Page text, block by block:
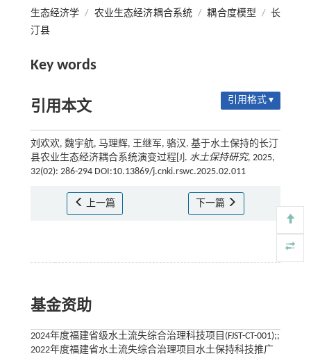
生态经济学 / 农业生态经济耦合系统 / 耦合度模型 / 长
汀县
Key words
引用本文 引用格式 ▾
刘欢欢, 魏宇航, 马理辉, 王继军, 骆汉. 基于水土保持的长汀
县农业生态经济耦合系统演变过程[J]. 水土保持研究, 2025,
32(02): 286-294 DOI:10.13869/j.cnki.rswc.2025.02.011
上一篇 下一篇
基金资助
2024年度福建省级水土流失综合治理科技项目(FJST-CT-001);;
2022年度福建省水土流失综合治理项目水土保持科技推广